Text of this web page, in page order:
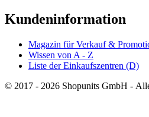
Kundeninformation
Magazin für Verkauf &
Wissen von A - Z
Liste der Einkaufszentren (D)
© 2017 - 2026 Shopunits GmbH -